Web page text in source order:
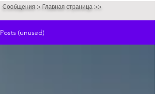
Сообщения > Главная страница >>
Posts (unused)